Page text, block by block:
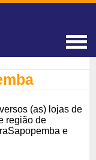
(as) lojas de
região de
e